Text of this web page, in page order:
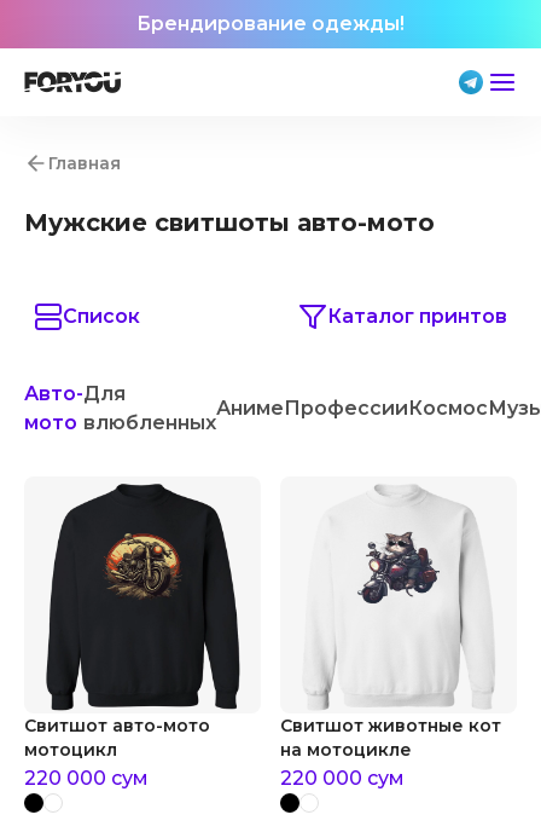
Брендирование одежды!
Главная
Мужские свитшоты авто-мото
Список Каталог принтов
Авто-
мото
Для
влюбленных
АнимеПрофессииКосмос
Свитшот авто-мото
мотоцикл
220 000 сум
Свитшот животные кот
на мотоцикле
220 000 сум